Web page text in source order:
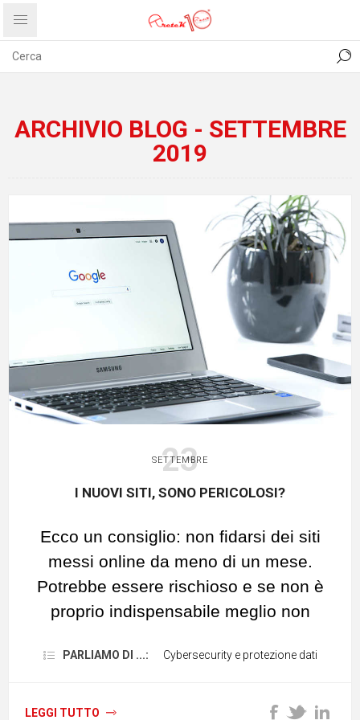
PRIVACY ABOUT US
ARCHIVIO BLOG - SETTEMBRE
2019
23
SETTEMBRE
I NUOVI SITI, SONO PERICOLOSI?
Ecco un consiglio: non fidarsi dei siti
messi online da meno di un mese.
Potrebbe essere rischioso e se non è
proprio indispensabile meglio non
La fiducia
PARLIAMO DI ...: Cybersecurity e protezione dati
LEGGI TUTTO